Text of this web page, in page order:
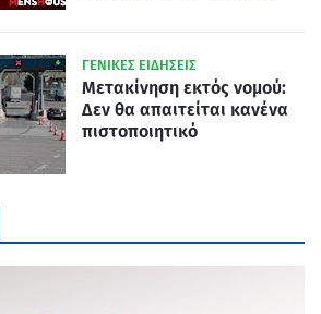
ΓΕΝΙΚΕΣ ΕΙΔΗΣΕΙΣ
Μετακίνηση εκτός νομού:
Δεν θα απαιτείται κανένα
πιστοποιητικό